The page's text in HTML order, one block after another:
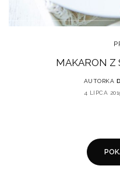
MAKARON Z
AUTORKA
4 LIPCA